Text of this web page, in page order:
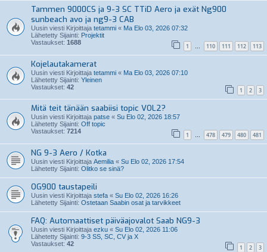
Tammen 9000CS ja 9-3 SC TTiD Aero ja exät Ng900
sunbeach avo ja ng9-3 CAB
Uusin viesti Kirjoittaja tetammi « Ma Elo 03, 2026 07:32
Lähetetty Sijainti: Projektit
Vastaukset: 1688 1 … 110 111 112 113
Kojelautakamerat
Uusin viesti Kirjoittaja tetammi « Ma Elo 03, 2026 07:10
Lähetetty Sijainti: Yleinen
Vastaukset: 42 1 2 3
Mitä teit tänään saabiisi topic VOL2?
Uusin viesti Kirjoittaja patse « Su Elo 02, 2026 18:57
Lähetetty Sijainti: Off topic
Vastaukset: 7214 1 … 478 479 480 481
NG 9-3 Aero / Kotka
Uusin viesti Kirjoittaja Aemilia « Su Elo 02, 2026 17:54
Lähetetty Sijainti: Olitko se sinä?
OG900 taustapeili
Uusin viesti Kirjoittaja stefa « Su Elo 02, 2026 16:26
Lähetetty Sijainti: Ostetaan Saabin osat ja tarvikkeet
FAQ: Automaattiset päiväajovalot Saab NG9-3
Uusin viesti Kirjoittaja ezku « Su Elo 02, 2026 11:06
Lähetetty Sijainti: 9-3 SS, SC, CV ja X
Vastaukset: 42 1 2 3